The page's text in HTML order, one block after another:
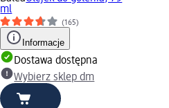
ml
(165)
Informacje
Dostawa dostępna
Wybierz sklep dm